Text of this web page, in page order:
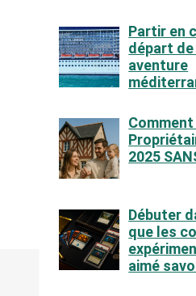
Partir en
départ
aventure
2025
Débuter
que les
aimé